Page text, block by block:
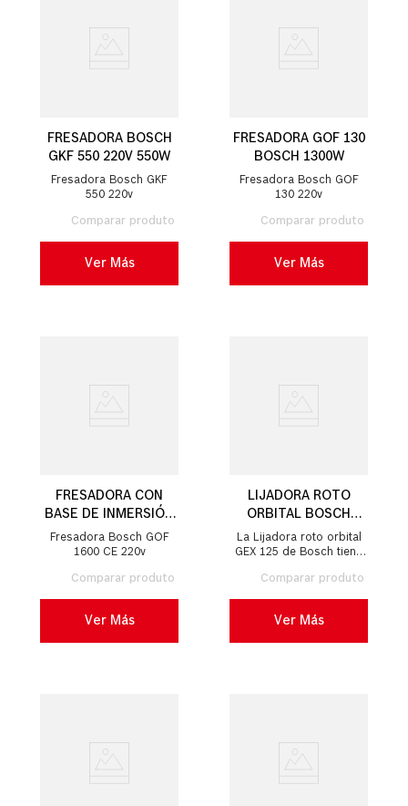
FRESADORA BOSCH
GKF 550 220V 550W
Fresadora Bosch GKF
550 220v
Ver Más
FRESADORA GOF 130
BOSCH 1300W
Fresadora Bosch GOF
130 220v
Ver Más
FRESADORA CON
BASE DE INMERSIÓN
BOSCH GOF 1600 CE
1600W
Fresadora Bosch GOF
1600 CE 220v
Ver Más
LIJADORA ROTO
ORBITAL BOSCH
GEX125 280W 220V
La Lijadora roto orbital
GEX 125 de Bosch tiene
alta capacidad de
Ver Más